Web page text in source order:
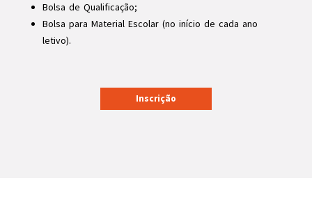
Bolsa de Qualificação;
Bolsa para Material Escolar (no início de cada ano
letivo).
Inscrição